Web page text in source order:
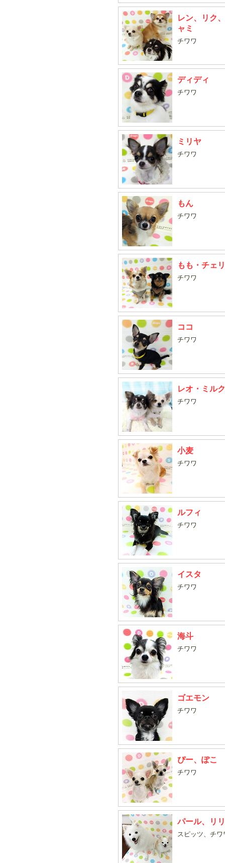
レン、リク
ャミ
チワワ
ディディ
チワワ
ミリヤ
チワワ
もん
チワワ
もも・チェ
チワワ
ココ
チワワ
レオ・ミルク
チワワ
小麦
チワワ
ルフィ
チワワ
イスタ
チワワ
海斗
チワワ
ゴエモン
チワワ
ぴー、ぽこ
チワワ
パール、リリ
スピッツ、チワ